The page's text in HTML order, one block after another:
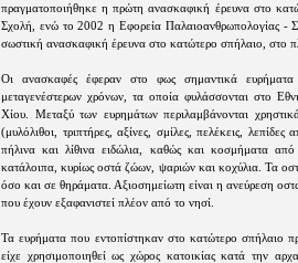
πραγματοποιήθηκε η πρώτη ανασκαφική έρευνα στο
Σχολή, ενώ το 2002 η Εφορεία Παλαιοανθρωπολογίας -
σωστική ανασκαφική έρευνα στο κατώτερο σπήλαιο, στο
Οι ανασκαφές έφεραν στο φως σημαντικά
μεταγενέστερων χρόνων, τα οποία φυλάσσονται στο
Χίου. Μεταξύ των ευρημάτων περιλαμβάνονται
(μυλόλιθοι, τριπτήρες, αξίνες, σμίλες, πελέκεις,
πήλινα και λίθινα ειδώλια, καθώς και κοσμήματα
κατάλοιπα, κυρίως οστά ζώων, ψαριών και κοχύλια. Τα
όσο και σε θηράματα. Αξιοσημείωτη είναι η ανεύρεση
που έχουν εξαφανιστεί πλέον από το νησί.
Τα ευρήματα που εντοπίστηκαν στο κατώτερο σπήλαιο
είχε χρησιμοποιηθεί ως χώρος κατοικίας κατά την